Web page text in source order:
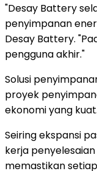
"Desay Battery
penyimpanan
Desay Battery.
pengguna akhir."
Solusi
proyek
ekonomi yang kuat.
Seiring ekspansi
kerja
memastikan